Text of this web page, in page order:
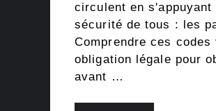
circulent en
sécurité de tous : les
Comprendre ces
obligation légale pour
avant …